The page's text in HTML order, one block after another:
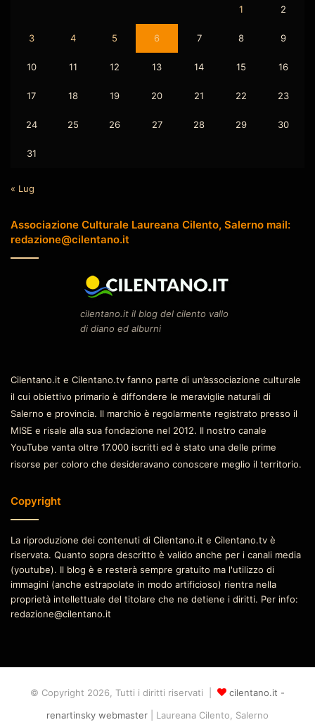
1 2
3 4 5 6 7 8 9
10 11 12 13 14 15 16
17 18 19 20 21 22 23
24 25 26 27 28 29 30
31
« Lug
Associazione Culturale Laureana Cilento, Salerno mail:
redazione@cilentano.it
cilentano.it il blog del cilento vallo
di diano ed alburni
Cilentano.it e Cilentano.tv fanno parte di un’associazione culturale
il cui obiettivo primario è diffondere le meraviglie naturali di
Salerno e provincia. Il marchio è regolarmente registrato presso il
MISE e risale alla sua fondazione nel 2012. Il nostro canale
YouTube vanta oltre 17.000 iscritti ed è stato una delle prime
risorse per coloro che desideravano conoscere meglio il territorio.
Copyright
La riproduzione dei contenuti di Cilentano.it e Cilentano.tv è
riservata. Quanto sopra descritto è valido anche per i canali media
(youtube). Il blog è e resterà sempre gratuito ma l'utilizzo di
immagini (anche estrapolate in modo artificioso) rientra nella
proprietà intellettuale del titolare che ne detiene i diritti. Per info:
redazione@cilentano.it
© Copyright 2026, Tutti i diritti riservati |
cilentano.it -
renartinsky webmaster | Laureana Cilento, Salerno